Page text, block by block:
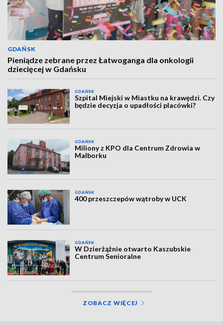
GDAŃSK
Pieniądze zebrane przez Łatwoganga dla onkologii
dziecięcej w Gdańsku
GDAŃSK
Szpital Miejski w Miastku na krawędzi. Czy
będzie decyzja o upadłości placówki?
GDAŃSK
Miliony z KPO dla Centrum Zdrowia w
Malborku
GDAŃSK
400 przeszczepów wątroby w UCK
GDAŃSK
W Dzierżążnie otwarto Kaszubskie
Centrum Senioralne
ZOBACZ WIĘCEJ